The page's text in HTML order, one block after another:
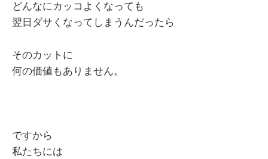
どんなにカッコよくなっても
翌日ダサくなってしまうんだったら
そのカットに
何の価値もありません。
ですから
私たちには